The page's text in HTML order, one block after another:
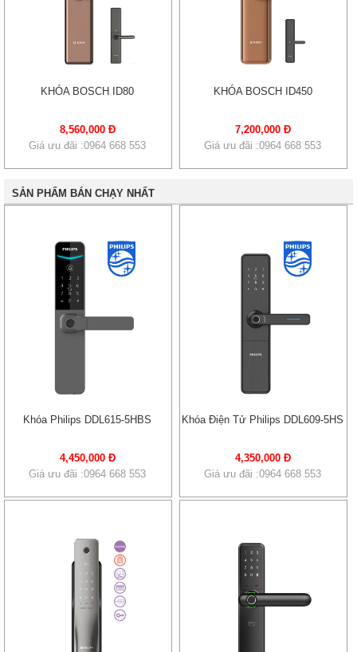
KHÓA BOSCH ID80
8,560,000 Đ
Giá ưu đãi :0964 668 553
KHÓA BOSCH ID450
7,200,000 Đ
Giá ưu đãi :0964 668 553
SẢN PHẨM BÁN CHẠY NHẤT
Khóa Philips DDL615-5HBS
4,450,000 Đ
Giá ưu đãi :0964 668 553
Khóa Điện Tử Philips DDL609-5HS
4,350,000 Đ
Giá ưu đãi :0964 668 553